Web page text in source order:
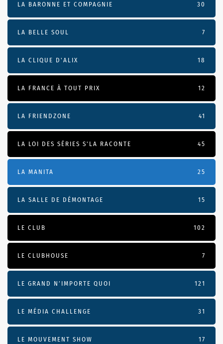
LA BARONNE ET COMPAGNIE 30
LA BELLE SOUL 7
LA CLIQUE D'ALIX 18
LA FRANCE À TOUT PRIX 12
LA FRIENDZONE 41
LA LOI DES SÉRIES S'LA RACONTE 45
LA MANITA 25
LA SALLE DE DÉMONTAGE 15
LE CLUB 102
LE CLUBHOUSE 7
LE GRAND N’IMPORTE QUOI 121
LE MÉDIA CHALLENGE 31
LE MOUVEMENT SHOW 17